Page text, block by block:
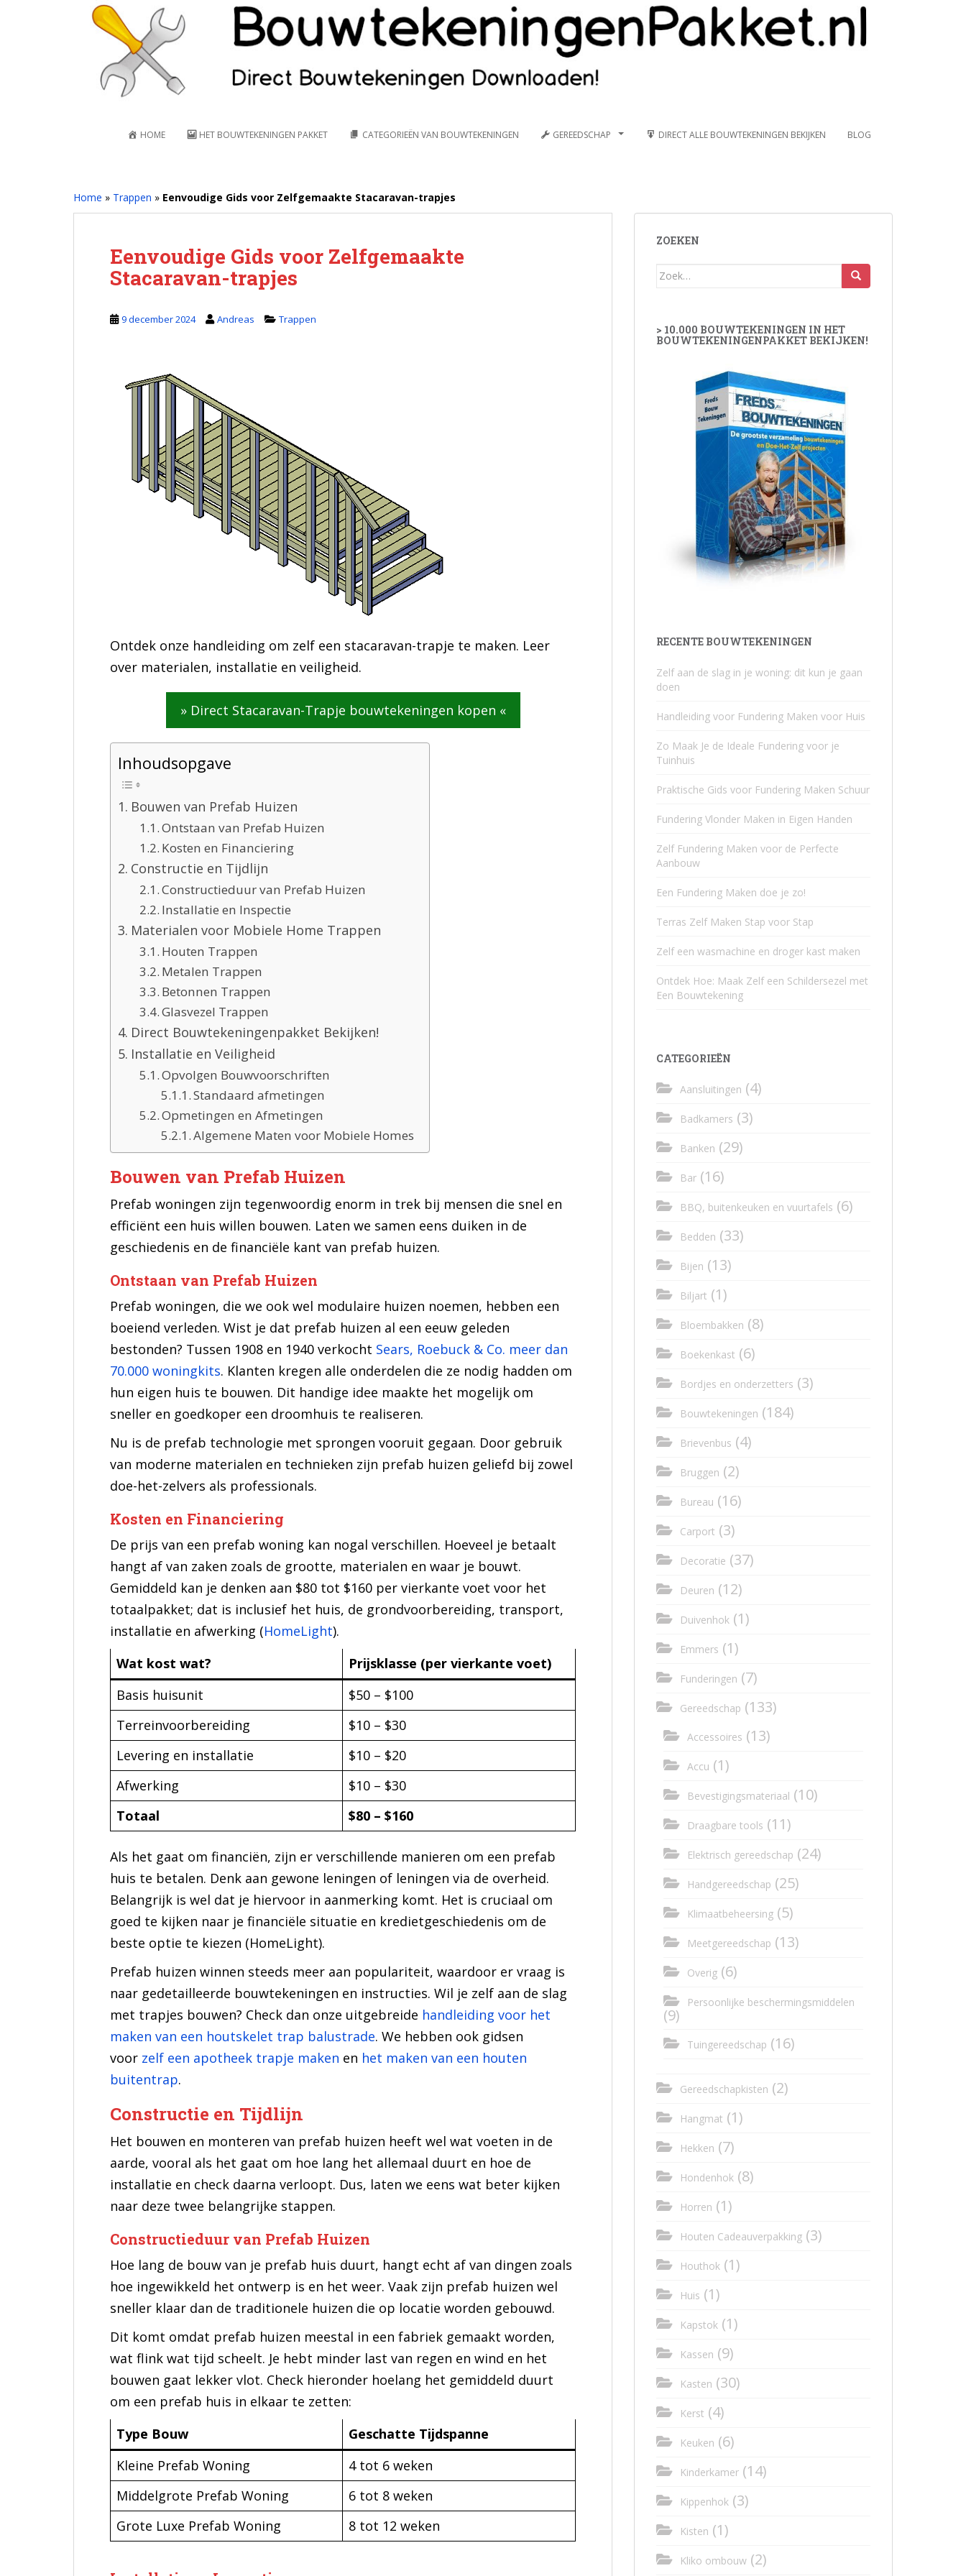
HOME HET BOUWTEKENINGEN PAKKET CATEGORIEËN VAN BOUWTEKENINGEN GEREEDSCHAP DIRECT ALLE BOUWTEKENINGEN BEKIJKEN BLOG
Home » Trappen » Eenvoudige Gids voor Zelfgemaakte Stacaravan-trapjes
Eenvoudige Gids voor Zelfgemaakte
Stacaravan-trapjes
9 december 2024 Andreas Trappen
Ontdek onze handleiding om zelf een stacaravan-trapje te maken. Leer
over materialen, installatie en veiligheid.
» Direct Stacaravan-Trapje bouwtekeningen kopen «
Inhoudsopgave
Bouwen van Prefab Huizen
Ontstaan van Prefab Huizen
Kosten en Financiering
Constructie en Tijdlijn
Constructieduur van Prefab Huizen
Installatie en Inspectie
Materialen voor Mobiele Home Trappen
Houten Trappen
Metalen Trappen
Betonnen Trappen
Glasvezel Trappen
Direct Bouwtekeningenpakket Bekijken!
Installatie en Veiligheid
Opvolgen Bouwvoorschriften
Standaard afmetingen
Opmetingen en Afmetingen
Algemene Maten voor Mobiele Homes
Bouwen van Prefab Huizen
Prefab woningen zijn tegenwoordig enorm in trek bij mensen die snel en
efficiënt een huis willen bouwen. Laten we samen eens duiken in de
geschiedenis en de financiële kant van prefab huizen.
Ontstaan van Prefab Huizen
Prefab woningen, die we ook wel modulaire huizen noemen, hebben een
boeiend verleden. Wist je dat prefab huizen al een eeuw geleden
bestonden? Tussen 1908 en 1940 verkocht Sears, Roebuck & Co. meer dan
70.000 woningkits. Klanten kregen alle onderdelen die ze nodig hadden om
hun eigen huis te bouwen. Dit handige idee maakte het mogelijk om
sneller en goedkoper een droomhuis te realiseren.
Nu is de prefab technologie met sprongen vooruit gegaan. Door gebruik
van moderne materialen en technieken zijn prefab huizen geliefd bij zowel
doe-het-zelvers als professionals.
Kosten en Financiering
De prijs van een prefab woning kan nogal verschillen. Hoeveel je betaalt
hangt af van zaken zoals de grootte, materialen en waar je bouwt.
Gemiddeld kan je denken aan $80 tot $160 per vierkante voet voor het
totaalpakket; dat is inclusief het huis, de grondvoorbereiding, transport,
installatie en afwerking (HomeLight).
Wat kost wat?
Prijsklasse (per vierkante voet)
Basis huisunit
$50 – $100
Terreinvoorbereiding
$10 – $30
Levering en installatie
$10 – $20
Afwerking
$10 – $30
Totaal
$80 – $160
Als het gaat om financiën, zijn er verschillende manieren om een prefab
huis te betalen. Denk aan gewone leningen of leningen via de overheid.
Belangrijk is wel dat je hiervoor in aanmerking komt. Het is cruciaal om
goed te kijken naar je financiële situatie en kredietgeschiedenis om de
beste optie te kiezen (HomeLight).
Prefab huizen winnen steeds meer aan populariteit, waardoor er vraag is
naar gedetailleerde bouwtekeningen en instructies. Wil je zelf aan de slag
met trapjes bouwen? Check dan onze uitgebreide handleiding voor het
maken van een houtskelet trap balustrade. We hebben ook gidsen
voor zelf een apotheek trapje maken en het maken van een houten
buitentrap.
Constructie en Tijdlijn
Het bouwen en monteren van prefab huizen heeft wel wat voeten in de
aarde, vooral als het gaat om hoe lang het allemaal duurt en hoe de
installatie en check daarna verloopt. Dus, laten we eens wat beter kijken
naar deze twee belangrijke stappen.
Constructieduur van Prefab Huizen
Hoe lang de bouw van je prefab huis duurt, hangt echt af van dingen zoals
hoe ingewikkeld het ontwerp is en het weer. Vaak zijn prefab huizen wel
sneller klaar dan de traditionele huizen die op locatie worden gebouwd.
Dit komt omdat prefab huizen meestal in een fabriek gemaakt worden,
wat flink wat tijd scheelt. Je hebt minder last van regen en wind en het
bouwen gaat lekker vlot. Check hieronder hoelang het gemiddeld duurt
om een prefab huis in elkaar te zetten:
Type Bouw
Geschatte Tijdspanne
Kleine Prefab Woning
4 tot 6 weken
Middelgrote Prefab Woning
6 tot 8 weken
Grote Luxe Prefab Woning
8 tot 12 weken
ZOEKEN
Zoek
> 10.000 BOUWTEKENINGEN IN HET
BOUWTEKENINGENPAKKET BEKIJKEN!
RECENTE BOUWTEKENINGEN
Zelf aan de slag in je woning: dit kun je gaan
doen
Handleiding voor Fundering Maken voor Huis
Zo Maak Je de Ideale Fundering voor je
Tuinhuis
Praktische Gids voor Fundering Maken Schuur
Fundering Vlonder Maken in Eigen Handen
Zelf Fundering Maken voor de Perfecte
Aanbouw
Een Fundering Maken doe je zo!
Terras Zelf Maken Stap voor Stap
Zelf een wasmachine en droger kast maken
Ontdek Hoe: Maak Zelf een Schildersezel met
Een Bouwtekening
CATEGORIEËN
Aansluitingen (4)
Badkamers (3)
Banken (29)
Bar (16)
BBQ, buitenkeuken en vuurtafels (6)
Bedden (33)
Bijen (13)
Biljart (1)
Bloembakken (8)
Boekenkast (6)
Bordjes en onderzetters (3)
Bouwtekeningen (184)
Brievenbus (4)
Bruggen (2)
Bureau (16)
Carport (3)
Decoratie (37)
Deuren (12)
Duivenhok (1)
Emmers (1)
Funderingen (7)
Gereedschap (133)
Accessoires (13)
Accu (1)
Bevestigingsmateriaal (10)
Draagbare tools (11)
Elektrisch gereedschap (24)
Handgereedschap (25)
Klimaatbeheersing (5)
Meetgereedschap (13)
Overig (6)
Persoonlijke beschermingsmiddelen
(9)
Tuingereedschap (16)
Gereedschapkisten (2)
Hangmat (1)
Hekken (7)
Hondenhok (8)
Horren (1)
Houten Cadeauverpakking (3)
Houthok (1)
Huis (1)
Kapstok (1)
Kassen (9)
Kasten (30)
Kerst (4)
Keuken (6)
Kinderkamer (14)
Kippenhok (3)
Kisten (1)
Kliko ombouw (2)